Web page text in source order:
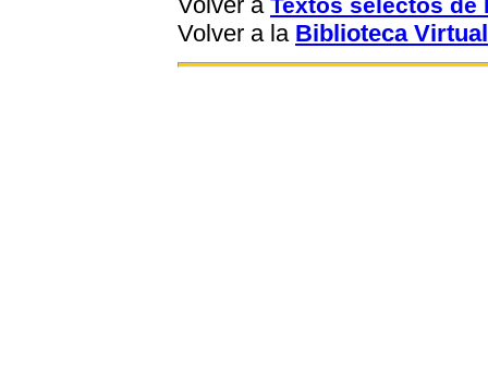
Volver a la Biblioteca Virtual